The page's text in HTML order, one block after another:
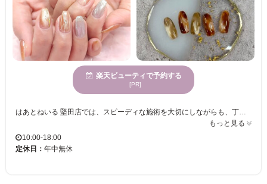
楽天ビューティで予約する
[PR]
もっと見る
10:00-18:00
定休日： 年中無休